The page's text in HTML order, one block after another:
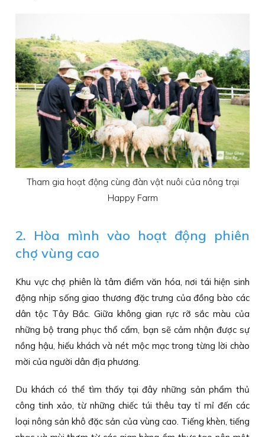
Tham gia hoạt động cùng đàn vật nuôi của nông trại
Happy Farm
2. Hòa mình vào hoạt động phiên
chợ vùng cao
Khu vực chợ phiên là tâm điểm văn hóa, nơi tái hiện sinh
động nhịp sống giao thương đặc trưng của đồng bào các
dân tộc Tây Bắc. Giữa không gian rực rỡ sắc màu của
những bộ trang phục thổ cẩm, bạn sẽ cảm nhận được sự
nồng hậu, hiếu khách và nét mộc mạc trong từng lời chào
mời của người dân địa phương.
Du khách có thể tìm thấy tại đây những sản phẩm thủ
công tinh xảo, từ những chiếc túi thêu tay tỉ mỉ đến các
loại nông sản khô đặc sản của vùng cao. Tiếng khèn, tiếng